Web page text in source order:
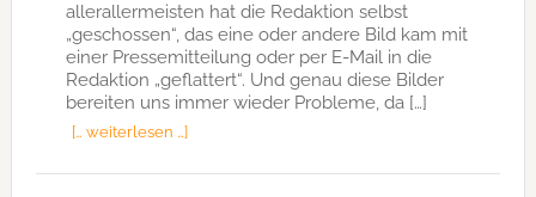
allerallermeisten hat die Redaktion selbst
„geschossen“, das eine oder andere Bild kam mit
einer Pressemitteilung oder per E-Mail in die
Redaktion „geflattert“. Und genau diese Bilder
bereiten uns immer wieder Probleme, da […]
[… weiterlesen …]